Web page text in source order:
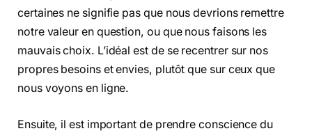
certaines ne signifie pas que nous devrions remettre
notre valeur en question, ou que nous faisons les
mauvais choix. L’idéal est de se recentrer sur nos
propres besoins et envies, plutôt que sur ceux que
nous voyons en ligne.
Ensuite, il est important de prendre conscience du